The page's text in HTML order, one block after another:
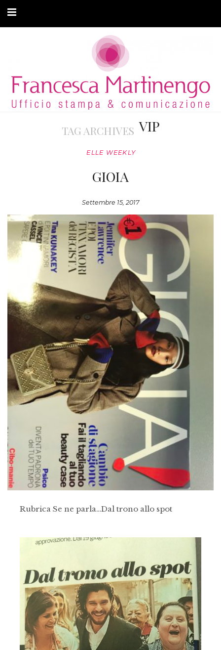
ARTICOLI
MODA ADATTIVA
TAG ARCHIVES VIP
ELLE WEEKLY
GIOIA
Settembre 15, 2017
Rubrica Se ne parla…Dal trono allo spot